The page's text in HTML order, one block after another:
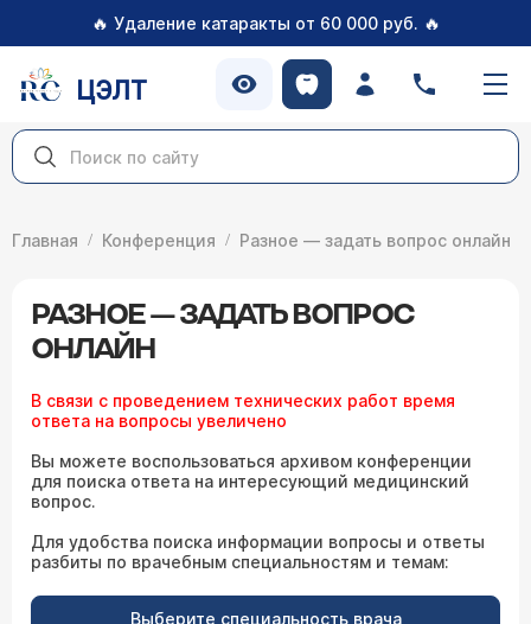
🔥 Удаление катаракты от 60 000 руб. 🔥
ЦЭЛТ
Главная Конференция Разное — задать вопрос онлайн
РАЗНОЕ — ЗАДАТЬ ВОПРОС
ОНЛАЙН
В связи с проведением технических работ время
ответа на вопросы увеличено
Вы можете воспользоваться архивом конференции
для поиска ответа на интересующий медицинский
вопрос.
Для удобства поиска информации вопросы и ответы
разбиты по врачебным специальностям и темам:
Выберите специальность врача